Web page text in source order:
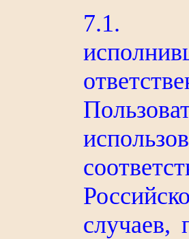
7.1.
случаев,